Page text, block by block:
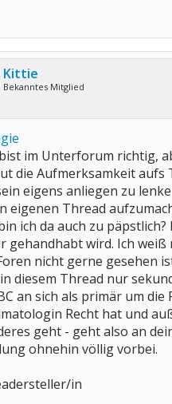
Kittie
Bekanntes Mitglied
im Unterforum richtig,
die Aufmerksamkeit aufs
eigens anliegen zu
eigenen Thread
ich da auch zu
gehandhabt wird. Ich weiß
nicht gerne gesehen
diesem Thread nur
an sich als primär um die
Recht hat und
geht - geht also an
ohnehin völlig vorbei.
in